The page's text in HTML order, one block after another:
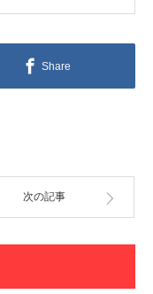
Share
次の記事